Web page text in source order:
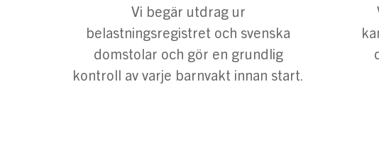
Vi begär utdrag ur
belastningsregistret och svenska
domstolar och gör en grundlig
kontroll av varje barnvakt innan start.